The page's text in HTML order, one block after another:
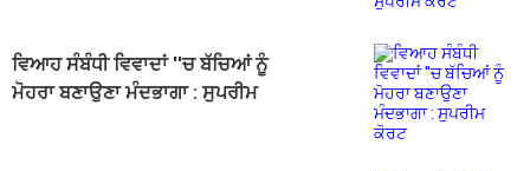
ਵਿਆਹ ਸੰਬੰਧੀ ਵਿਵਾਦਾਂ ''ਚ ਬੱਚਿਆਂ ਨੂੰ
ਮੋਹਰਾ ਬਣਾਉਣਾ ਮੰਦਭਾਗਾ : ਸੁਪਰੀਮ